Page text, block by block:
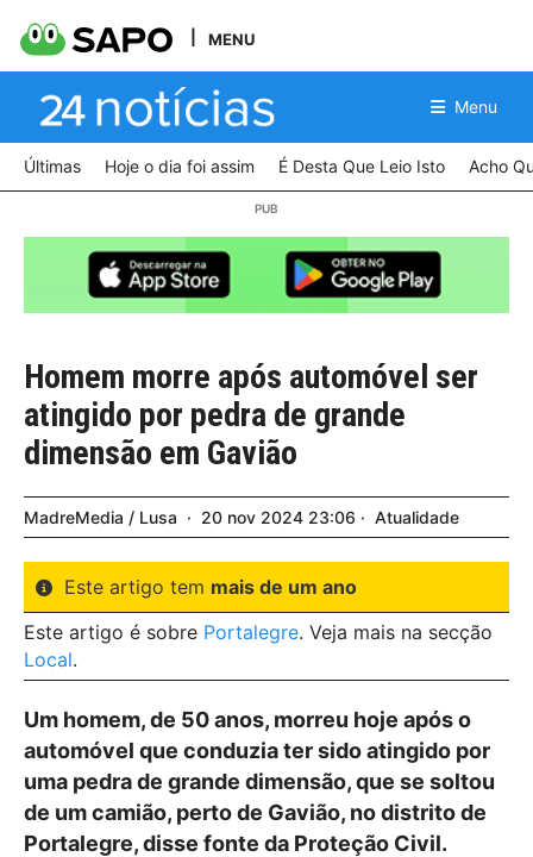
MENU
Menu
Últimas Hoje o dia foi assim É Desta Que Leio Isto Acho
Homem morre após automóvel ser
atingido por pedra de grande
dimensão em Gavião
MadreMedia / Lusa 20 nov 2024 23:06 Atualidade
Este artigo tem mais de um ano
Este artigo é sobre Portalegre. Veja mais na secção
Local.
Um homem, de 50 anos, morreu hoje após o
automóvel que conduzia ter sido atingido por
uma pedra de grande dimensão, que se soltou
de um camião, perto de Gavião, no distrito de
Portalegre, disse fonte da Proteção Civil.